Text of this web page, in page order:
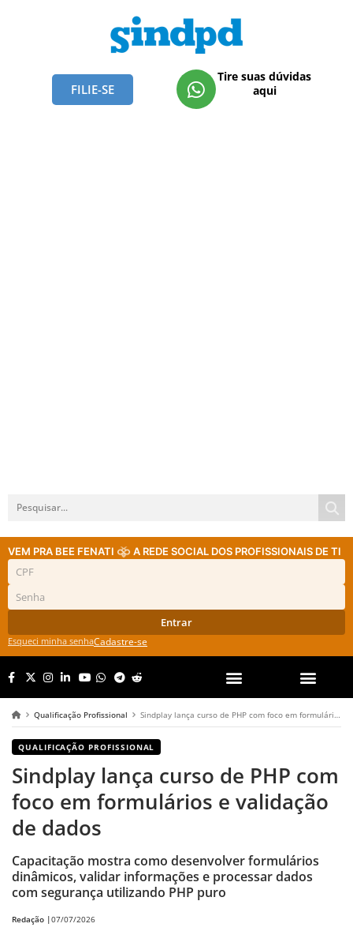
FILIE-SE
Tire suas dúvidas
aqui
VEM PRA BEE FENATI A REDE SOCIAL DOS PROFISSIONAIS DE TI
Entrar
Esqueci minha senhaCadastre-se
Qualificação Profissional Sindplay lança curso de PHP com foco em formulários e validação de dados
QUALIFICAÇÃO PROFISSIONAL
Sindplay lança curso de PHP com
foco em formulários e validação
de dados
Capacitação mostra como desenvolver formulários
dinâmicos, validar informações e processar dados
com segurança utilizando PHP puro
Redação |07/07/2026